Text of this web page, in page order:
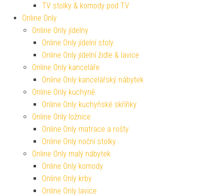
TV stolky & komody pod TV
Online Only
Online Only jídelny
Online Only jídelní stoly
Online Only jídelní židle & lavice
Online Only kanceláře
Online Only kancelářský nábytek
Online Only kuchyně
Online Only kuchyňské skříňky
Online Only ložnice
Online Only matrace a rošty
Online Only noční stolky
Online Only malý nábytek
Online Only komody
Online Only krby
Online Only lavice